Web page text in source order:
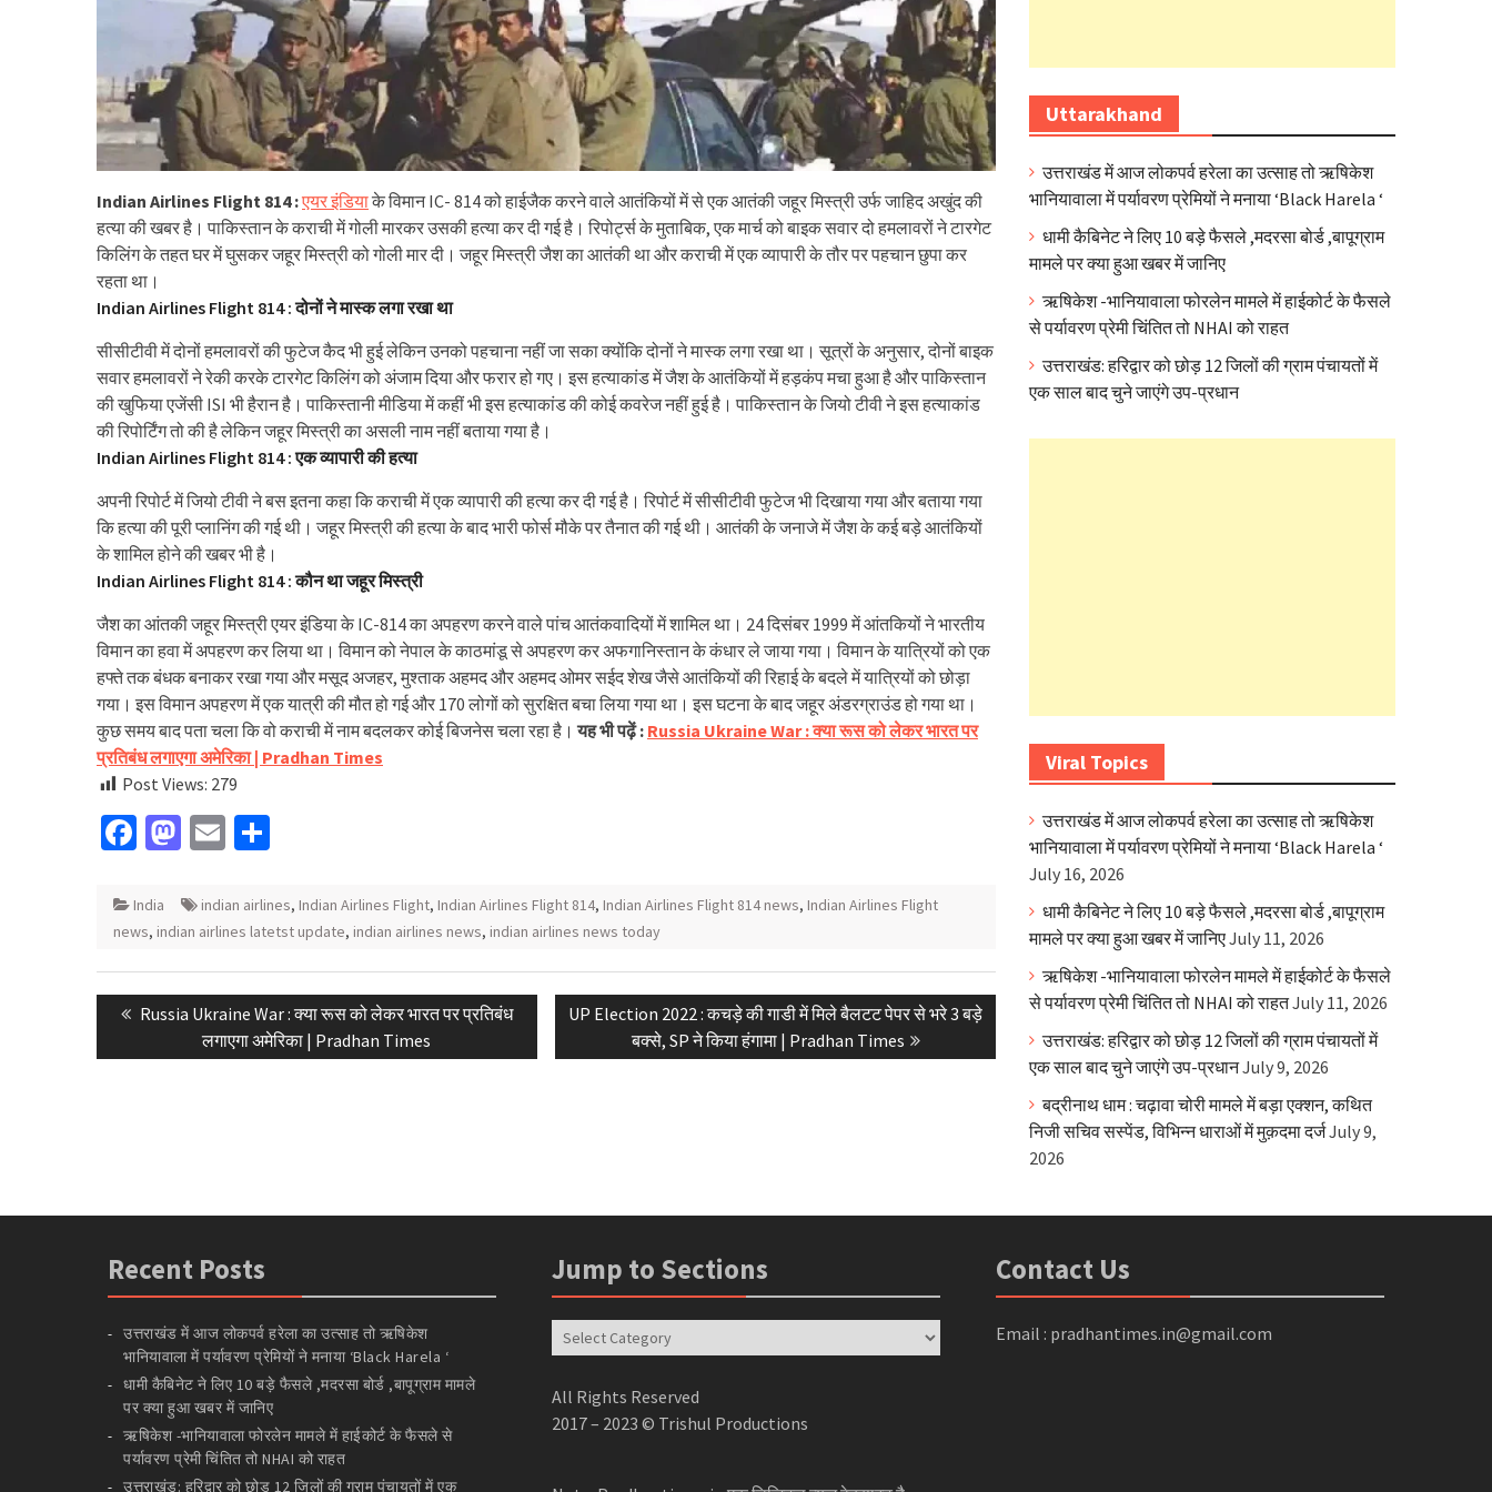
Indian Airlines Flight 814 :एयर इंडियाके विमान IC- 814 को हाईजैक करने वाले आतंकियों में से एक आतंकी जहूर मिस्त्री उर्फ जाहिद अखुंद की
हत्या की खबर है। पाकिस्तान के कराची में गोली मारकर उसकी हत्या कर दी गई है। रिपोर्ट्स के मुताबिक, एक मार्च को बाइक सवार दो हमलावरों ने टारगेट
किलिंग के तहत घर में घुसकर जहूर मिस्त्री को गोली मार दी। जहूर मिस्त्री जैश का आतंकी था और कराची में एक व्यापारी के तौर पर पहचान छुपा कर
रहता था।
Indian Airlines Flight 814 : दोनों ने मास्क लगा रखा था
सीसीटीवी में दोनों हमलावरों की फुटेज कैद भी हुई लेकिन उनको पहचाना नहीं जा सका क्योंकि दोनों ने मास्क लगा रखा था। सूत्रों के अनुसार, दोनों बाइक
सवार हमलावरों ने रेकी करके टारगेट किलिंग को अंजाम दिया और फरार हो गए। इस हत्याकांड में जैश के आतंकियों में हड़कंप मचा हुआ है और पाकिस्तान
की खुफिया एजेंसी ISI भी हैरान है। पाकिस्तानी मीडिया में कहीं भी इस हत्याकांड की कोई कवरेज नहीं हुई है। पाकिस्तान के जियो टीवी ने इस हत्याकांड
की रिपोर्टिंग तो की है लेकिन जहूर मिस्त्री का असली नाम नहीं बताया गया है।
Indian Airlines Flight 814 : एक व्यापारी की हत्या
अपनी रिपोर्ट में जियो टीवी ने बस इतना कहा कि कराची में एक व्यापारी की हत्या कर दी गई है। रिपोर्ट में सीसीटीवी फुटेज भी दिखाया गया और बताया गया
कि हत्या की पूरी प्लानिंग की गई थी। जहूर मिस्त्री की हत्या के बाद भारी फोर्स मौके पर तैनात की गई थी। आतंकी के जनाजे में जैश के कई बड़े आतंकियों
के शामिल होने की खबर भी है।
Indian Airlines Flight 814 : कौन था जहूर मिस्त्री
जैश का आंतकी जहूर मिस्त्री एयर इंडिया के IC-814 का अपहरण करने वाले पांच आतंकवादियों में शामिल था। 24 दिसंबर 1999 में आंतकियों ने भारतीय
विमान का हवा में अपहरण कर लिया था। विमान को नेपाल के काठमांडू से अपहरण कर अफगानिस्तान के कंधार ले जाया गया। विमान के यात्रियों को एक
हफ्ते तक बंधक बनाकर रखा गया और मसूद अजहर, मुश्ताक अहमद और अहमद ओमर सईद शेख जैसे आतंकियों की रिहाई के बदले में यात्रियों को छोड़ा
गया। इस विमान अपहरण में एक यात्री की मौत हो गई और 170 लोगों को सुरक्षित बचा लिया गया था। इस घटना के बाद जहूर अंडरग्राउंड हो गया था।
कुछ समय बाद पता चला कि वो कराची में नाम बदलकर कोई बिजनेस चला रहा है।यह भी पढ़ें : Russia Ukraine War : क्या रूस को लेकर भारत पर
प्रतिबंध लगाएगा अमेरिका | Pradhan Times
Post Views: 279
Facebook
Mastodon
Email
India indian airlines, Indian Airlines Flight, Indian Airlines Flight 814, Indian Airlines Flight 814 news, Indian Airlines Flight
news, indian airlines latetst update, indian airlines news, indian airlines news today
Post
navigation
Previous
Russia Ukraine War : क्या रूस को लेकर भारत पर प्रतिबंध
लगाएगा अमेरिका | Pradhan Times
Next
UP Election 2022 : कचड़े की गाडी में मिले बैलटट पेपर से भरे 3 बड़े
बक्से, SP ने किया हंगामा | Pradhan Times
Uttarakhand
उत्तराखंड में आज लोकपर्व हरेला का उत्साह तो ऋषिकेश
भानियावाला में पर्यावरण प्रेमियों ने मनाया ‘Black Harela ‘
धामी कैबिनेट ने लिए 10 बड़े फैसले ,मदरसा बोर्ड ,बापूग्राम
मामले पर क्या हुआ खबर में जानिए
ऋषिकेश -भानियावाला फोरलेन मामले में हाईकोर्ट के फैसले
से पर्यावरण प्रेमी चिंतित तो NHAI को राहत
उत्तराखंड: हरिद्वार को छोड़ 12 जिलों की ग्राम पंचायतों में
एक साल बाद चुने जाएंगे उप-प्रधान
Viral Topics
उत्तराखंड में आज लोकपर्व हरेला का उत्साह तो ऋषिकेश
भानियावाला में पर्यावरण प्रेमियों ने मनाया ‘Black Harela ‘
July 16, 2026
धामी कैबिनेट ने लिए 10 बड़े फैसले ,मदरसा बोर्ड ,बापूग्राम
मामले पर क्या हुआ खबर में जानिएJuly 11, 2026
ऋषिकेश -भानियावाला फोरलेन मामले में हाईकोर्ट के फैसले
से पर्यावरण प्रेमी चिंतित तो NHAI को राहतJuly 11, 2026
उत्तराखंड: हरिद्वार को छोड़ 12 जिलों की ग्राम पंचायतों में
एक साल बाद चुने जाएंगे उप-प्रधानJuly 9, 2026
बद्रीनाथ धाम : चढ़ावा चोरी मामले में बड़ा एक्शन, कथित
निजी सचिव सस्पेंड, विभिन्न धाराओं में मुक़दमा दर्जJuly 9,
2026
Recent Posts
उत्तराखंड में आज लोकपर्व हरेला का उत्साह तो ऋषिकेश
भानियावाला में पर्यावरण प्रेमियों ने मनाया ‘Black Harela ‘
धामी कैबिनेट ने लिए 10 बड़े फैसले ,मदरसा बोर्ड ,बापूग्राम मामले
पर क्या हुआ खबर में जानिए
ऋषिकेश -भानियावाला फोरलेन मामले में हाईकोर्ट के फैसले से
पर्यावरण प्रेमी चिंतित तो NHAI को राहत
उत्तराखंड: हरिद्वार को छोड़ 12 जिलों की ग्राम पंचायतों में एक
Jump to Sections
Jump
to
All Rights Reserved
2017 – 2023 © Trishul Productions
Contact Us
Email : pradhantimes.in@gmail.com